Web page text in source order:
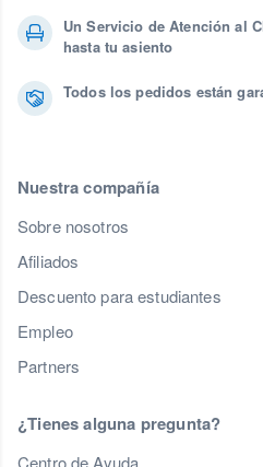
Un Servicio de Atención al
hasta tu asiento
Todos los pedidos están
Nuestra compañía
Sobre nosotros
Afiliados
Descuento para estudiantes
Empleo
Partners
¿Tienes alguna pregunta?
Centro de Ayuda